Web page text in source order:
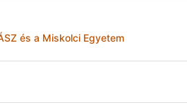
és a Miskolci Egyetem